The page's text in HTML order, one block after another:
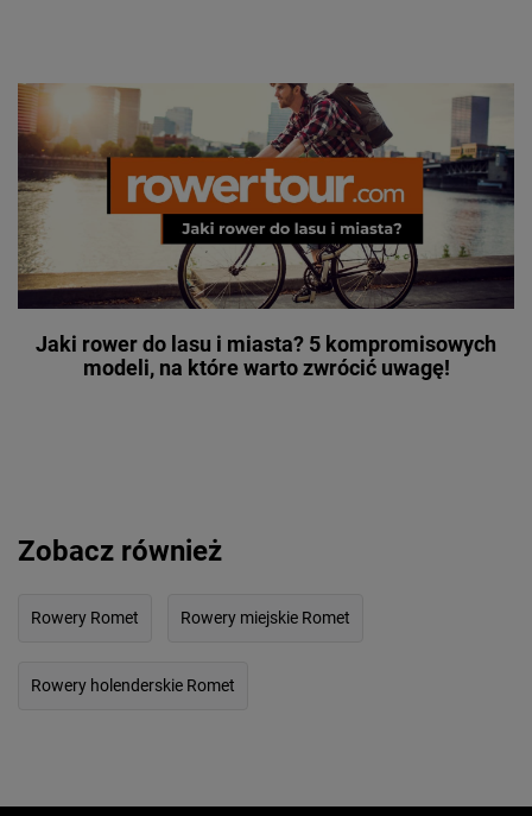
Jaki rower do lasu i miasta? 5 kompromisowych
modeli, na które warto zwrócić uwagę!
Zobacz również
Rowery Romet Rowery miejskie Romet
Rowery holenderskie Romet